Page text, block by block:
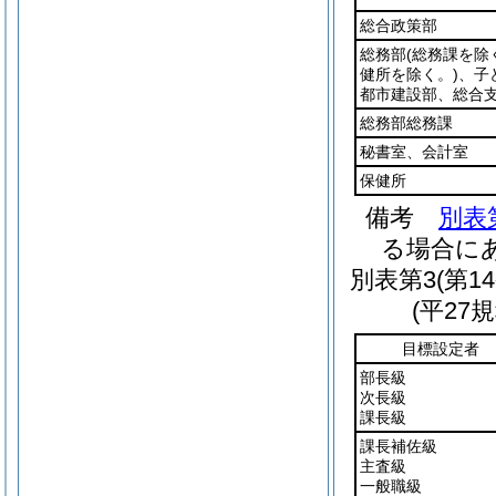
総合政策部
総務部(総務課を除
健所を除く。) 、
都市建設部、総合
総務部総務課
秘書室、会計室
保健所
備考 別表
る場合に
別表第3(第
(平27
目標設定者
部長級
次長級
課長級
課長補佐級
主査級
一般職級